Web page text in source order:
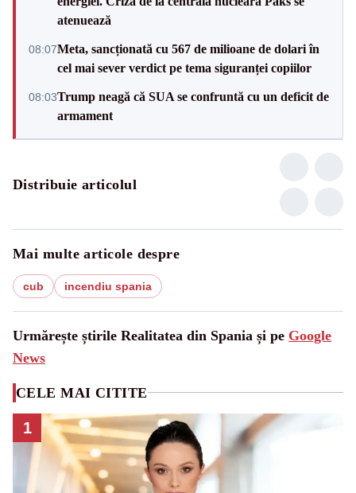
atenuează
08:07Meta, sancționată cu 567 de milioane de dolari în
cel mai sever verdict pe tema siguranței copiilor
08:03Trump neagă că SUA se confruntă cu un deficit de
armament
Distribuie articolul
Mai multe articole despre
cub incendiu spania
Urmărește știrile Realitatea din Spania și pe Google
News
CELE MAI CITITE
1